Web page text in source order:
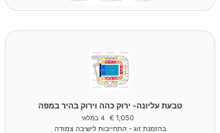
טבעת עליונה- ירוק כהה וירוק בהיר במפה
1,050
€ 4 במלאי
בהזמנת זוג - התחייבות לישיבה צמודה